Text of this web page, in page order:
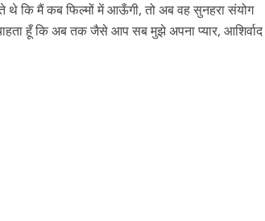
लखनऊ और भोपाल में हुई पूरी”
थे कि मैं कब फिल्मों में आऊँगी, तो अब वह सुनहरा संयोग
हूँ कि अब तक जैसे आप सब मुझे अपना प्यार, आशिर्वाद